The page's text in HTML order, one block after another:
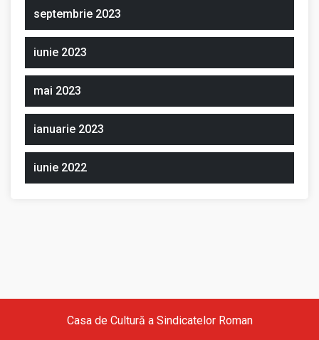
septembrie 2023
iunie 2023
mai 2023
ianuarie 2023
iunie 2022
Casa de Cultură a Sindicatelor Roman